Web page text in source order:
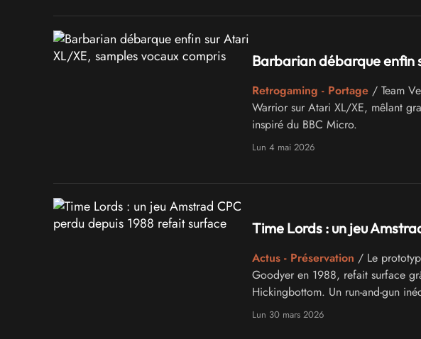
Barbarian débarque enfin
Retrogaming - Portage/ Team
Warrior sur Atari XL/XE, mêlant
inspiré du BBC Micro.
Lun 4 mai 2026
Time Lords : un jeu
Actus - Préservation / Le
Goodyer en 1988, refait surface
Hickingbottom. Un run-and-gun
Lun 30 mars 2026